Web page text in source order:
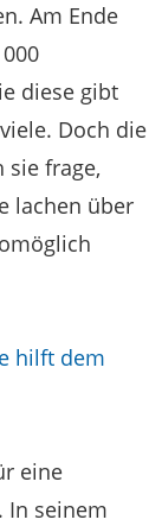
Am Ende
diese gibt
Doch die
sie frage,
lachen über
hilft dem
eine
In seinem